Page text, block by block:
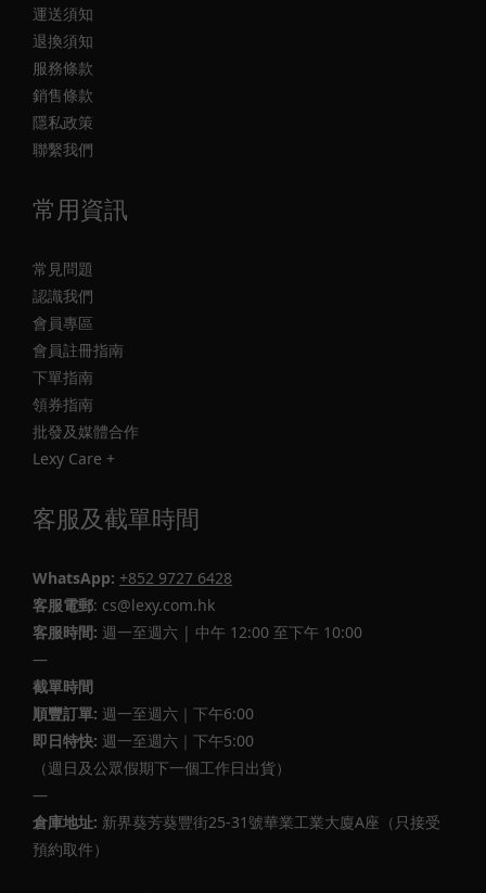
運送須知
退換須知
服務條款
銷售條款
隱私政策
聯繫我們
常用資訊
常見問題
認識我們
會員專區
會員註冊指南
下單指南
領券指南
批發及媒體合作
Lexy Care +
客服及截單時間
WhatsApp: +852 9727 6428
客服電郵: cs@lexy.com.hk
客服時間: 週一至週六 | 中午 12:00 至下午 10:00
—
截單時間
順豐訂單: 週一至週六｜下午6:00
即日特快: 週一至週六｜下午5:00
（週日及公眾假期下一個工作日出貨）
—
倉庫地址: 新界葵芳葵豐街25-31號華業工業大廈A座（只接受
預約取件）